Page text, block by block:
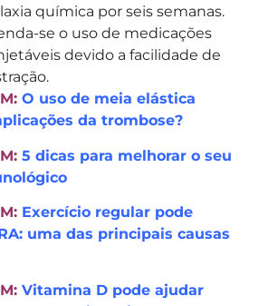
química por seis semanas.
se o uso de medicações
devido a facilidade de
O uso de meia elástica
da trombose?
5 dicas para melhorar o seu
Exercício regular pode
uma das principais causas
Vitamina D pode ajudar